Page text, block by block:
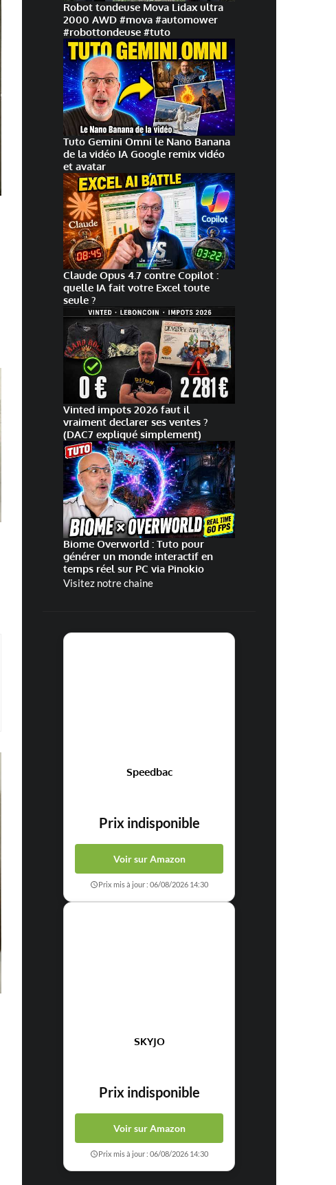
Robot tondeuse Mova Lidax ultra
2000 AWD #mova #automower
#robottondeuse #tuto
Tuto Gemini Omni le Nano Banana
de la vidéo IA Google remix vidéo
et avatar
Claude Opus 4.7 contre Copilot :
quelle IA fait votre Excel toute
seule ?
Vinted impots 2026 faut il
vraiment declarer ses ventes ?
(DAC7 expliqué simplement)
Biome Overworld : Tuto pour
générer un monde interactif en
temps réel sur PC via Pinokio
Visitez notre chaine
Speedbac
Prix indisponible
Voir sur Amazon
Prix mis à jour : 06/08/2026 14:30
SKYJO
Prix indisponible
Voir sur Amazon
Prix mis à jour : 06/08/2026 14:30